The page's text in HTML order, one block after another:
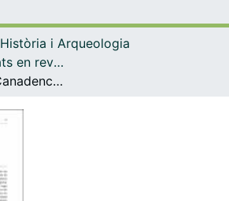
Navega per tot el DD
Història i Arqueologia
Articles publicats en revistes (Història i Arqueologia)
La vaga de la Canadenca: el Waterloo de la CNT i la jornada laboral de les vuit hores